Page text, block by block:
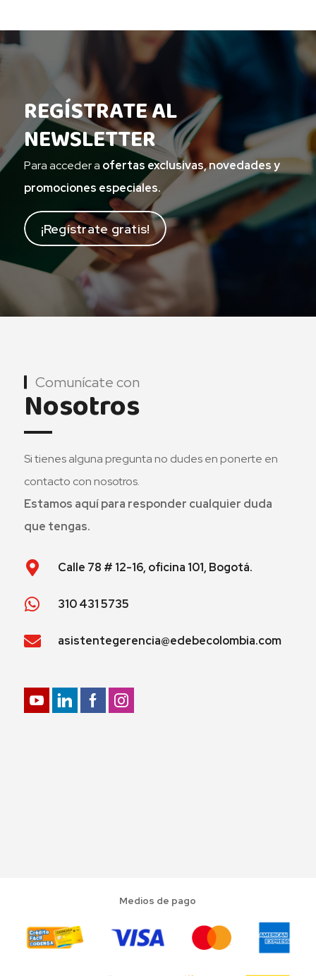
REGÍSTRATE AL
NEWSLETTER
Para acceder a ofertas exclusivas, novedades y
promociones especiales.
¡Regístrate gratis!
Comunícate con
Nosotros
Si tienes alguna pregunta no dudes en ponerte en
contacto con nosotros.
Estamos aquí para responder cualquier duda
que tengas.
Calle 78 # 12-16, oficina 101, Bogotá.
310 431 5735
asistentegerencia@edebecolombia.com
Medios de pago